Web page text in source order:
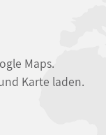
Maps.
Karte laden.